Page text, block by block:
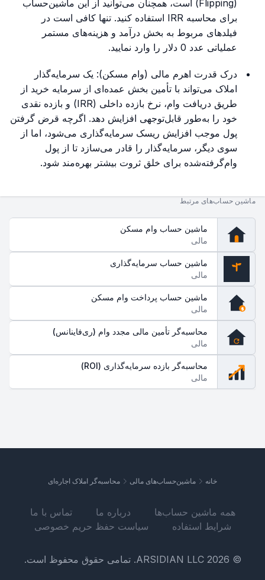
(Flipping) است، همچنان می‌توانید از این ماشین‌حساب
برای محاسبه IRR استفاده کنید. تنها کافی است در
فیلدهای مربوط به بخش درآمد و هزینه‌های مستمر
عملیاتی عدد 0 دلار را وارد نمایید.
درک قدرت اهرم مالی (وام مسکن): یک سرمایه‌گذار
املاک می‌تواند با تأمین بخش عمده‌ای از سرمایه خرید از
طریق دریافت وام، نرخ بازده داخلی (IRR) و بازده نقدی
خود را به‌طور قابل‌توجهی افزایش دهد. اگرچه قرض گرفتن
پول موجب افزایش ریسک سرمایه‌گذاری می‌شود، اما از
سوی دیگر، سرمایه‌گذار را قادر می‌سازد تا از پول
وام‌گرفته‌شده برای خلق ثروت بیشتر بهره‌مند شود.
ماشین حساب‌های مرتبط
ماشین حساب وام مسکن
مالی
ماشین حساب سرمایه‌گذاری
مالی
$
ماشین حساب پرداخت وام مسکن
مالی
محاسبه‌گر تأمین مالی مجدد وام (ری‌فاینانس)
مالی
محاسبه‌گر بازده سرمایه‌گذاری (ROI)
مالی
خانه ماشین‌حساب‌های مالی محاسبه‌گر املاک اجاره‌ای
همه ماشین حساب‌ها درباره ما
تماس با ما
شرایط استفاده
سیاست حفظ حریم خصوصی
© 2026 ARSIDIAN LLC. تمامی حقوق محفوظ است.